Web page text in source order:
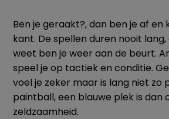
Ben je geraakt?, dan ben je af en
kant. De spellen duren nooit
weet ben je weer aan de beurt.
speel je op tactiek en conditie.
voel je zeker maar is lang niet zo
paintball, een blauwe plek is dan
zeldzaamheid.